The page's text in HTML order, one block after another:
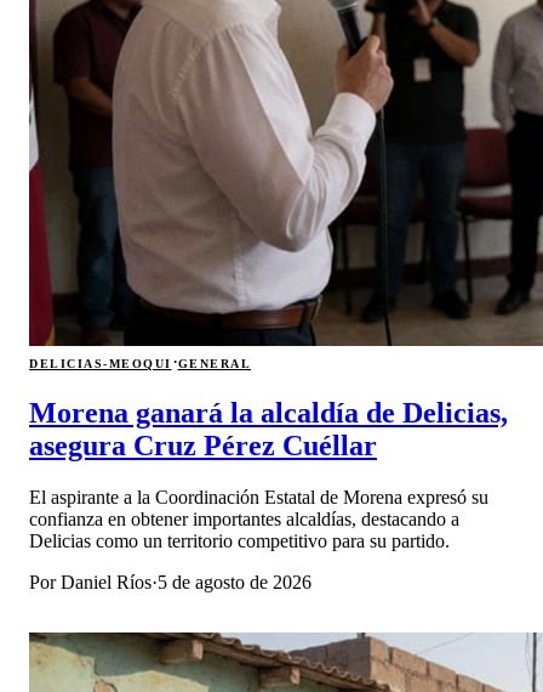
DELICIAS-MEOQUI ·GENERAL
Morena ganará la alcaldía de Delicias,
asegura Cruz Pérez Cuéllar
El aspirante a la Coordinación Estatal de Morena expresó su
confianza en obtener importantes alcaldías, destacando a
Delicias como un territorio competitivo para su partido.
PorDaniel Ríos·5 de agosto de 2026